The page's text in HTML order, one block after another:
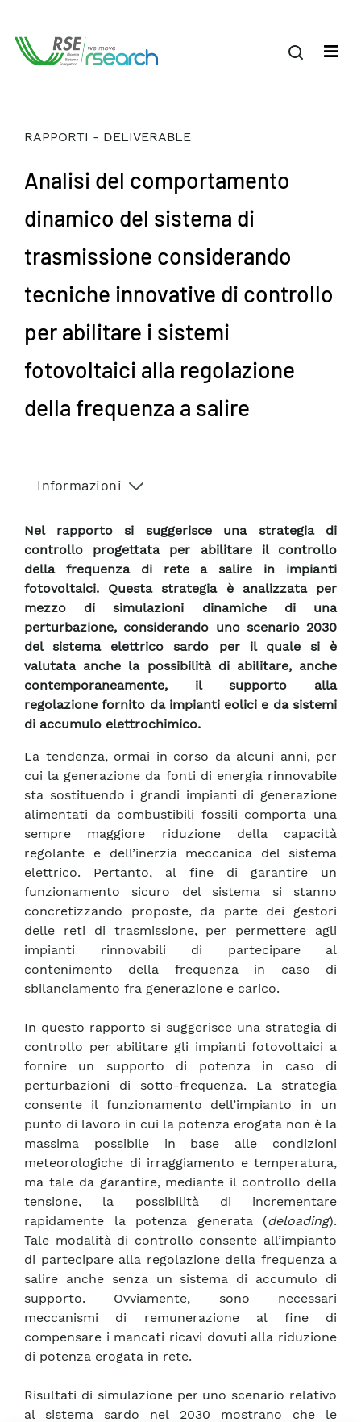
RAPPORTI - DELIVERABLE
Analisi del comportamento
dinamico del sistema di
trasmissione considerando
tecniche innovative di controllo
per abilitare i sistemi
fotovoltaici alla regolazione
della frequenza a salire
Informazioni
Nel rapporto si suggerisce una strategia di
controllo progettata per abilitare il controllo
della frequenza di rete a salire in impianti
fotovoltaici. Questa strategia è analizzata per
mezzo di simulazioni dinamiche di una
perturbazione, considerando uno scenario 2030
del sistema elettrico sardo per il quale si è
valutata anche la possibilità di abilitare, anche
contemporaneamente, il supporto alla
regolazione fornito da impianti eolici e da sistemi
di accumulo elettrochimico.
La tendenza, ormai in corso da alcuni anni, per
cui la generazione da fonti di energia rinnovabile
sta sostituendo i grandi impianti di generazione
alimentati da combustibili fossili comporta una
sempre maggiore riduzione della capacità
regolante e dell’inerzia meccanica del sistema
elettrico. Pertanto, al fine di garantire un
funzionamento sicuro del sistema si stanno
concretizzando proposte, da parte dei gestori
delle reti di trasmissione, per permettere agli
impianti rinnovabili di partecipare al
contenimento della frequenza in caso di
sbilanciamento fra generazione e carico.
In questo rapporto si suggerisce una strategia di
controllo per abilitare gli impianti fotovoltaici a
fornire un supporto di potenza in caso di
perturbazioni di sotto-frequenza. La strategia
consente il funzionamento dell’impianto in un
punto di lavoro in cui la potenza erogata non è la
massima possibile in base alle condizioni
meteorologiche di irraggiamento e temperatura,
ma tale da garantire, mediante il controllo della
tensione, la possibilità di incrementare
rapidamente la potenza generata (deloading).
Tale modalità di controllo consente all’impianto
di partecipare alla regolazione della frequenza a
salire anche senza un sistema di accumulo di
supporto. Ovviamente, sono necessari
meccanismi di remunerazione al fine di
compensare i mancati ricavi dovuti alla riduzione
di potenza erogata in rete.
Risultati di simulazione per uno scenario relativo
al sistema sardo nel 2030 mostrano che le